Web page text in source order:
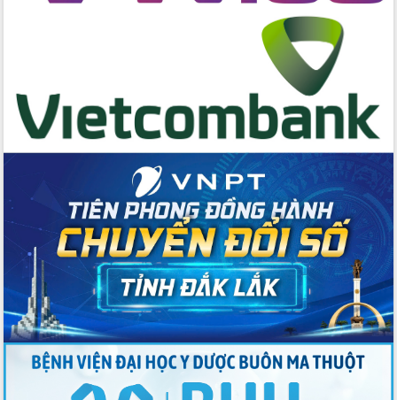
Lương Văn Chánh năm 2026
Phó Bí thư Tỉnh ủy Đắk Lắk Đỗ Hữu
Huy giữ chức Bí thư Đảng ủy Ủy Ban
Nhân dân tỉnh
Bệnh án điện tử thúc đẩy chuyển đổi
Chuyển đổi số thư viện: Mở rộng
không gian tri thức trong thời đại số
Đánh giá, rút kinh nghiệm công tác tổ
chức diễn tập trước ngày bầu cử
Chương trình “Gặp gỡ hữu nghị –
Friendship Meeting New Year 2026”
Bầu cử Quốc hội và HĐND: Cử tri Đắk
Lắk gửi gắm niềm tin, kỳ vọng vào lá
phiếu
Đắk Lắk sẵn sàng các điều kiện cho